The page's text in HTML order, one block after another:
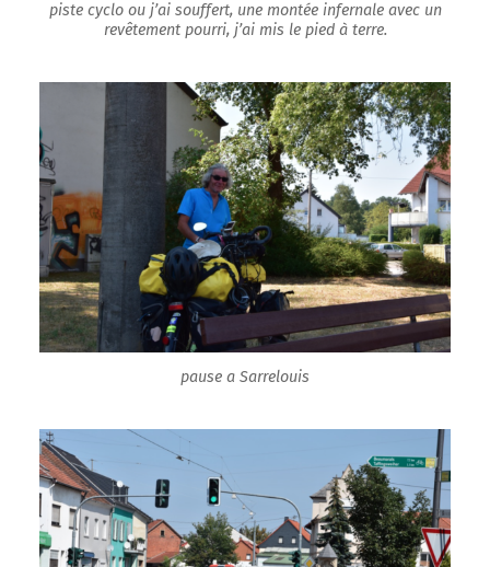
piste cyclo ou j’ai souffert, une montée infernale avec un
revêtement pourri, j’ai mis le pied à terre.
pause a Sarrelouis